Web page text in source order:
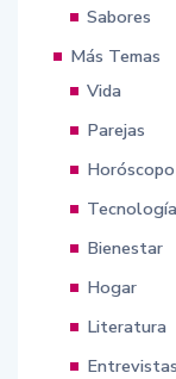
Sabores
Más Temas
Vida
Parejas
Horóscopo
Tecnología
Bienestar
Hogar
Literatura
Entrevistas